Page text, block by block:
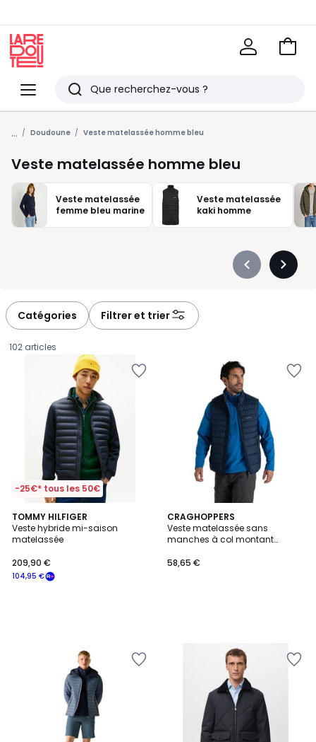
Menu
Redoute
Rechercher
Derniers
articles
vus
Voir
... Doudoune Veste matelassée homme bleu
Veste matelassée homme bleu
Veste matelassée
femme bleu marine
Veste matelassée
kaki homme
Précédent
Catégories Filtrer et trier
102 articles
-25€* tous les 50€
TOMMY HILFIGER
Veste hybride mi-saison
matelassée
€
souscrivez
104,95 €
209,90 €
CRAGHOPPERS
Veste matelassée sans
manches à col montant
58,65 €